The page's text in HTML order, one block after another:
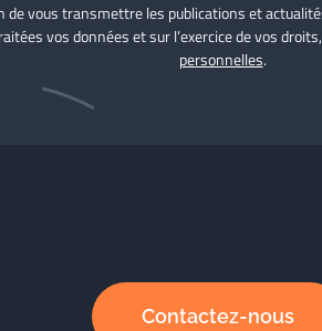
vous transmettre les publications et
vos données et sur l’exercice de vos
personnelles.
Contactez-nous